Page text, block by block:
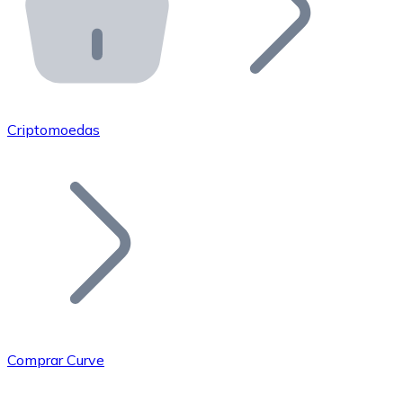
API Bitnovo
Integre nossa API no seu ecossistema.
Junte-se à nossa rede de revendedores e comercialize
Adicione o token do seu projeto ao nosso serviço de
Criptomoedas
Comprar Curve